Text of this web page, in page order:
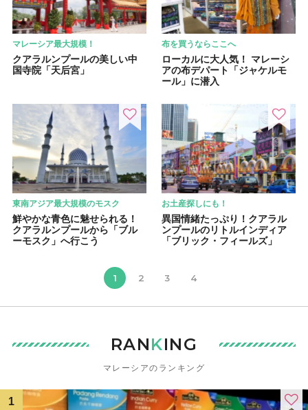
マレーシア最大規模！
クアラルンプールの美しい中
国寺院「天后宮」
布を買うならここへ
ローカルに大人気！ マレーシ
アの布デパート「ジャケルモ
ール」に潜入
東南アジア最大規模のモスク
鮮やかな青色に魅せられる！
クアラルンプールから「ブル
ーモスク」へ行こう
お土産探しにも！
異国情緒たっぷり！クアラル
ンプールのリトルインディア
「ブリック・フィールズ」
1 2 3 4
RANKING
マレーシアのランキング